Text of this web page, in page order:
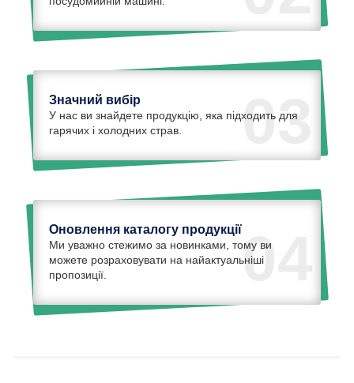
03
Значний вибір
У нас ви знайдете продукцію, яка підходить для
гарячих і холодних страв.
04
Оновлення каталогу продукції
Ми уважно стежимо за новинками, тому ви
можете розраховувати на найактуальніші
пропозиції.